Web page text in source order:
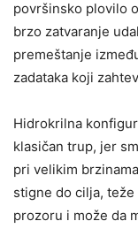
površinsko plovilo
brzo zatvaranje
premeštanje
zadataka koji
Hidrokrilna
klasičan trup, jer
pri velikim
stigne do cilja,
prozoru i može da